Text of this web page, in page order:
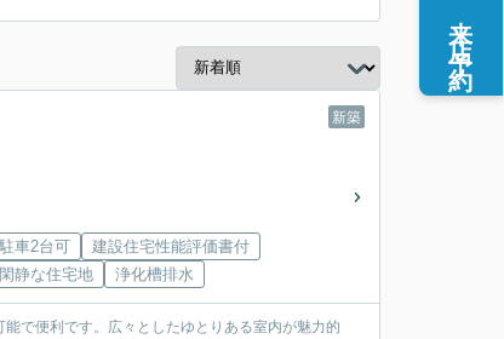
新築
駐車2台可
建設住宅性能評価書付
閑静な住宅地
浄化槽排水
で便利です。広々としたゆとりある室内が魅力的
来店予約